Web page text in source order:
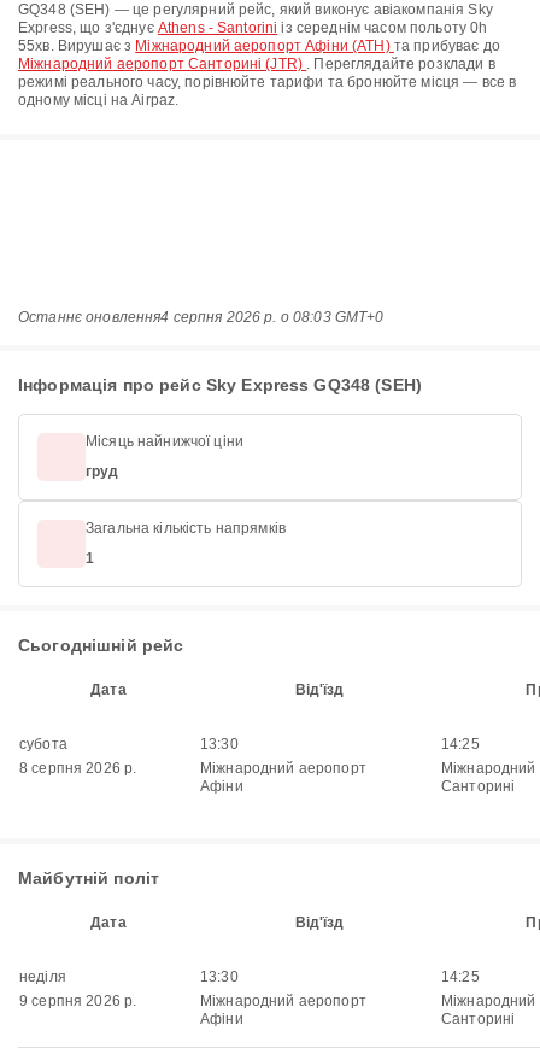
GQ348 (SEH) — це регулярний рейс, який виконує авіакомпаніяSky
Express, що з'єднує Athens - Santorini із середнім часом польоту0h
55хв. Вирушає з Міжнародний аеропорт Афіни (ATH) та прибуває до
Міжнародний аеропорт Санторині (JTR) . Переглядайте розклади в
режимі реального часу, порівнюйте тарифи та бронюйте місця — все в
одному місці на Airpaz.
Останнє оновлення4 серпня 2026 р. о 08:03 GMT+0
Інформація про рейс Sky Express GQ348 (SEH)
Місяць найнижчої ціни
груд
Загальна кількість напрямків
1
Сьогоднішній рейс
Дата Від'їзд
субота
8 серпня 2026 р.
13:30
Міжнародний аеропорт
Афіни
14:25
Міжнародний
Санторині
Майбутній політ
Дата Від'їзд
неділя
9 серпня 2026 р.
13:30
Міжнародний аеропорт
Афіни
14:25
Міжнародний
Санторині